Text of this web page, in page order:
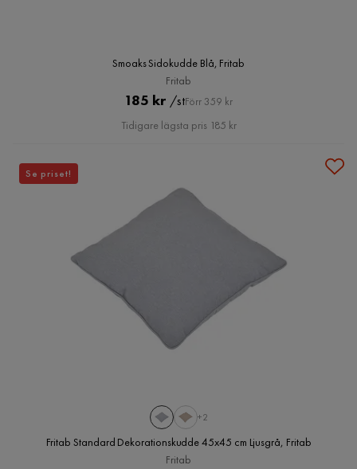
Smoaks Sidokudde Blå, Fritab
Fritab
Pris
185 kr /stOriginal
Pris
Förr 359 kr
Tidigare lägsta pris 185 kr
+2
Fritab Standard Dekorationskudde 45x45 cm Ljusgrå, Fritab
Fritab
Se priset!